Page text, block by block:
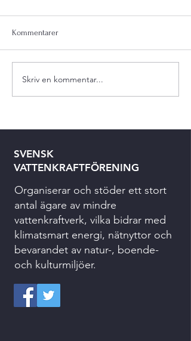
Kommentarer
Skriv en kommentar...
SVENSK
VATTENKRAFTFÖRENING
Organiserar och stöder ett stort
antal ägare av mindre
vattenkraftverk, vilka bidrar med
klimatsmart energi, nätnyttor och
bevarandet av natur-, boende-
och kulturmiljöer.